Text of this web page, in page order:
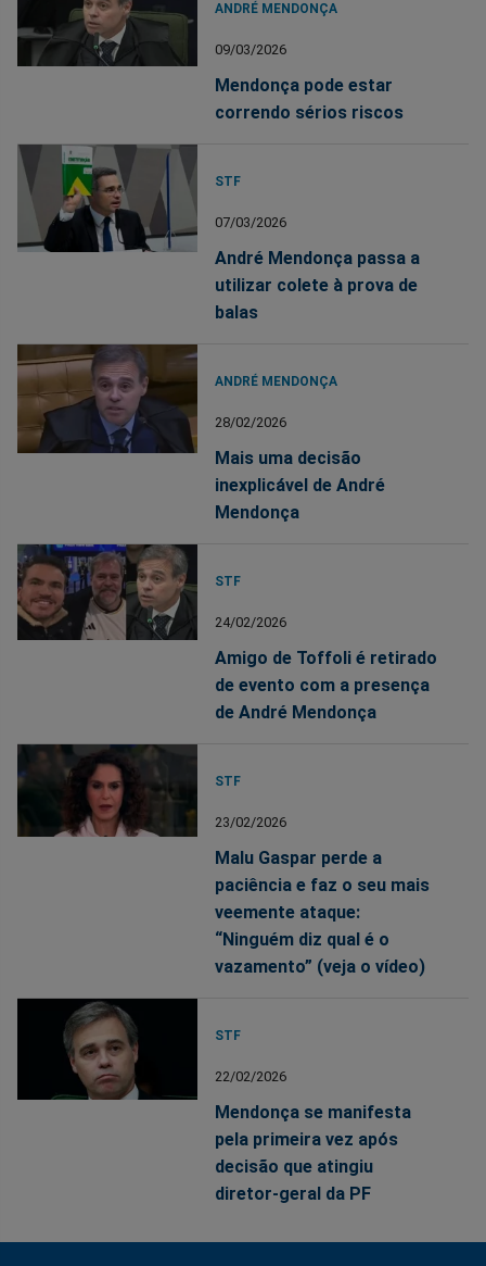
ANDRÉ MENDONÇA
09/03/2026
Mendonça pode estar
correndo sérios riscos
STF
07/03/2026
André Mendonça passa a
utilizar colete à prova de
balas
ANDRÉ MENDONÇA
28/02/2026
Mais uma decisão
inexplicável de André
Mendonça
STF
24/02/2026
Amigo de Toffoli é retirado
de evento com a presença
de André Mendonça
STF
23/02/2026
Malu Gaspar perde a
paciência e faz o seu mais
veemente ataque:
“Ninguém diz qual é o
vazamento” (veja o vídeo)
STF
22/02/2026
Mendonça se manifesta
pela primeira vez após
decisão que atingiu
diretor-geral da PF